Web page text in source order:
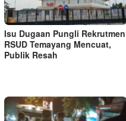
Isu Dugaan Pungli Rekrutmen
RSUD Temayang Mencuat,
Publik Resah